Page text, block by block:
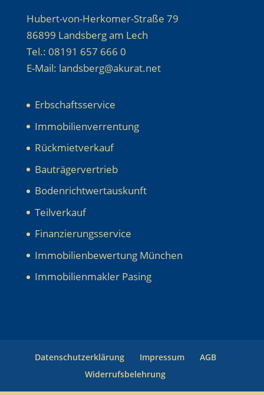
Hubert-von-Herkomer-Straße 79
86899 Landsberg am Lech
Tel.: 08191 657 666 0
E-Mail: landsberg@akurat.net
Erbschaftsservice
Immobilienverrentung
Rückmietverkauf
Bauträgervertrieb
Bodenrichtwertauskunft
Teilverkauf
Finanzierungsservice
Immobilienbewertung München
Immobilienmakler Pasing
Datenschutzerklärung Impressum
AGB
Widerrufsbelehrung